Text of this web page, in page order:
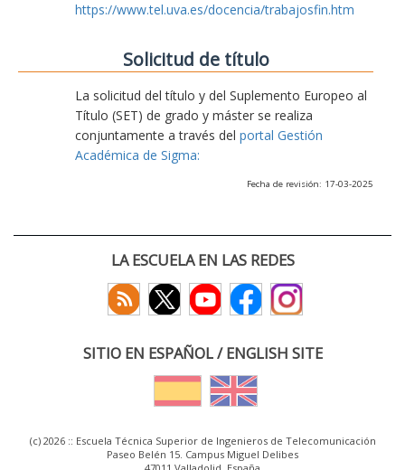
https://www.tel.uva.es/docencia/trabajosfin.htm
Solicitud de título
La solicitud del título y del Suplemento Europeo al
Título (SET) de grado y máster se realiza
conjuntamente a través del portal Gestión
Académica de Sigma:
Fecha de revisión: 17-03-2025
LA ESCUELA EN LAS REDES
SITIO EN ESPAÑOL / ENGLISH SITE
(c) 2026 :: Escuela Técnica Superior de Ingenieros de Telecomunicación
Paseo Belén 15. Campus Miguel Delibes